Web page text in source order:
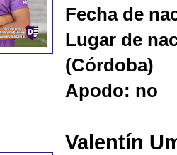
Fecha de
Lugar de
(Córdoba)
Apodo: no
Valentín